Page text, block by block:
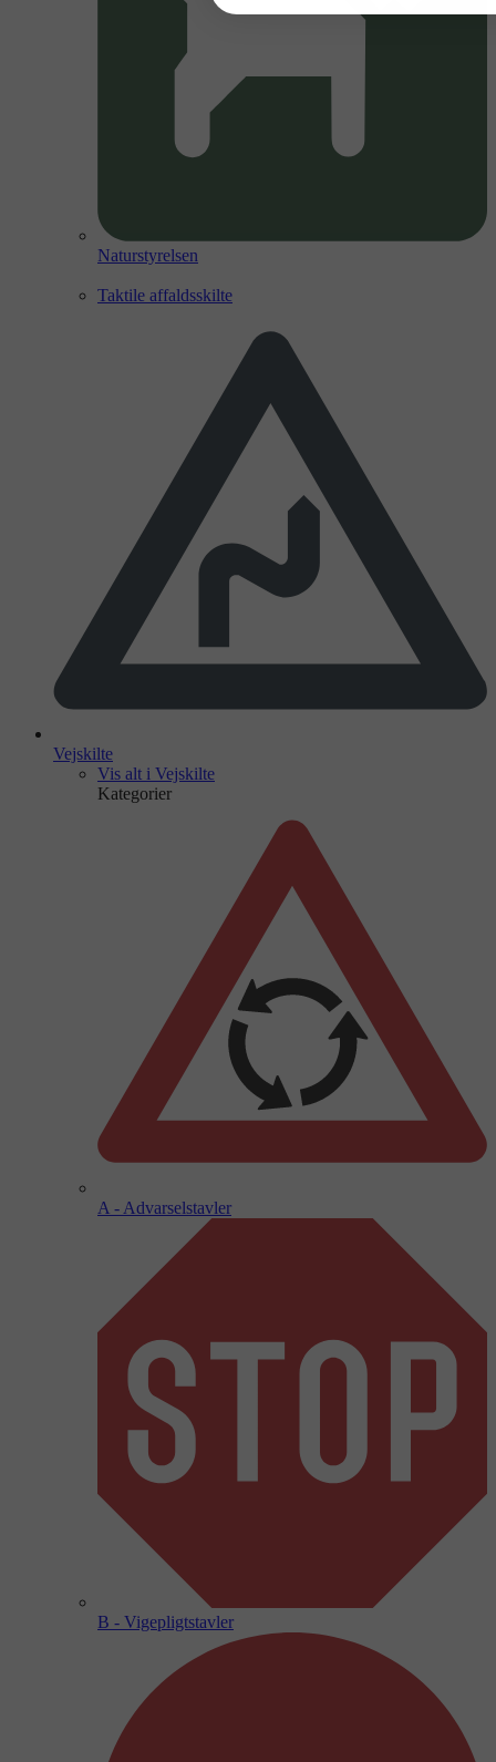
Naturstyrelsen
Taktile affaldsskilte
Vejskilte
Vis alt i Vejskilte
Kategorier
A - Advarselstavler
B - Vigepligtstavler